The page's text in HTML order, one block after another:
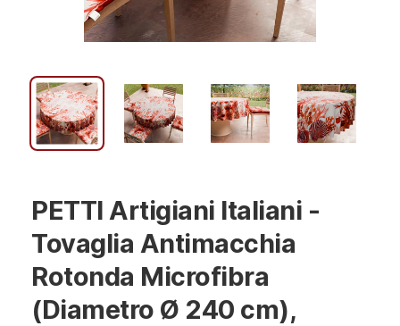
PETTI Artigiani Italiani -
Tovaglia Antimacchia
Rotonda Microfibra
(Diametro Ø 240 cm),